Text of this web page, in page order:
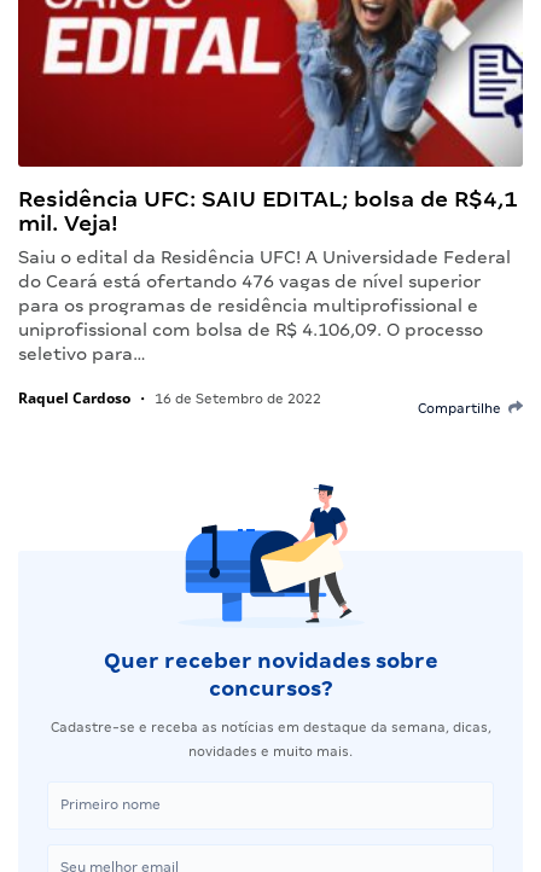
Residência UFC: SAIU EDITAL; bolsa de R$4,1
mil. Veja!
Saiu o edital da Residência UFC! A Universidade Federal
do Ceará está ofertando 476 vagas de nível superior
para os programas de residência multiprofissional e
uniprofissional com bolsa de R$ 4.106,09. O processo
seletivo para…
Raquel Cardoso • 16 de Setembro de 2022
Compartilhe
Quer receber novidades sobre
concursos?
Cadastre-se e receba as notícias em destaque da semana, dicas,
novidades e muito mais.